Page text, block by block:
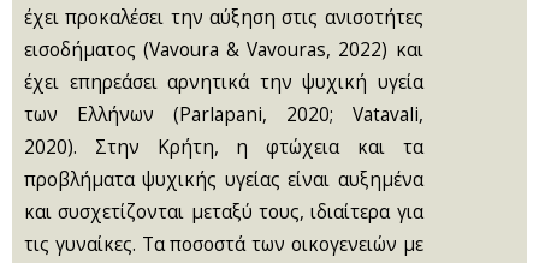
έχει προκαλέσει την αύξηση στις ανισοτήτες
εισοδήματος (Vavoura & Vavouras, 2022) και
έχει επηρεάσει αρνητικά την ψυχική υγεία
των Ελλήνων (Parlapani, 2020; Vatavali,
2020). Στην Κρήτη, η φτώχεια και τα
προβλήματα ψυχικής υγείας είναι αυξημένα
και συσχετίζονται μεταξύ τους, ιδιαίτερα για
τις γυναίκες. Τα ποσοστά των οικογενειών με